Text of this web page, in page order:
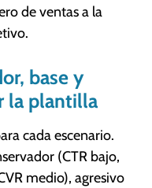
de ventas a la
base y
la plantilla
cada escenario.
(CTR bajo,
medio), agresivo